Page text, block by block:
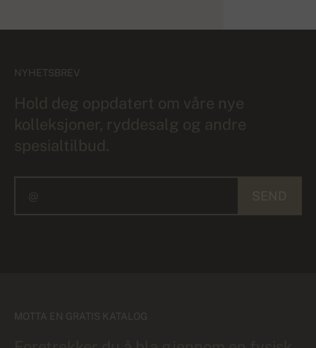
NYHETSBREV
Hold deg oppdatert om våre nye
kolleksjoner, ryddesalg og andre
spesialtilbud.
MOTTA EN GRATIS KATALOG